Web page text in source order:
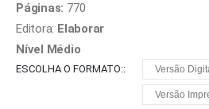
Páginas: 770
Editora: Elaborar
Nível Médio
ESCOLHA O FORMATO: Versão
Versão